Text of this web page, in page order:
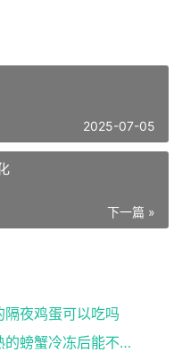
2025-07-05
下一篇 »
夜鸡蛋可以吃吗
煮熟的螃蟹冷冻后能吃吗 煮熟的螃蟹冷冻后能不能吃